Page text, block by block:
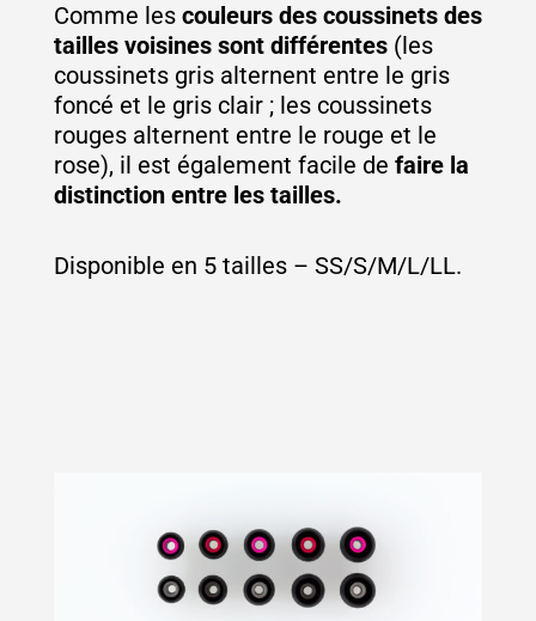
Comme les couleurs des coussinets des
tailles voisines sont différentes (les
coussinets gris alternent entre le gris
foncé et le gris clair ; les coussinets
rouges alternent entre le rouge et le
rose), il est également facile de faire la
distinction entre les tailles.
Disponible en 5 tailles – SS/S/M/L/LL.